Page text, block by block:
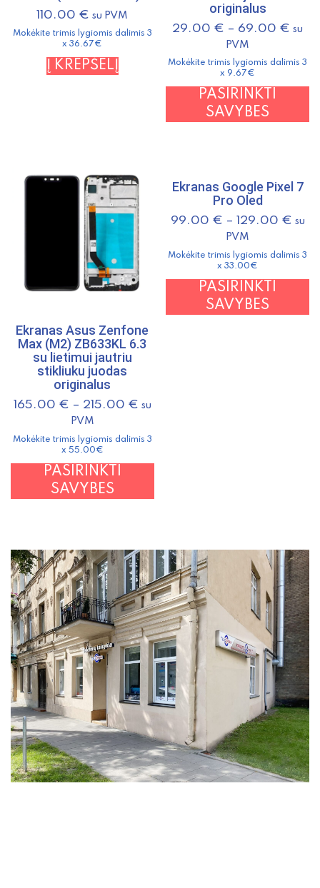
110.00 € su PVM
Mokėkite trimis lygiomis dalimis 3
x 36.67€
Į KREPŠELĮ
originalus
29.00 € – 69.00 € su
PVM
Mokėkite trimis lygiomis dalimis 3
x 9.67€
PASIRINKTI
SAVYBES
Ekranas Asus Zenfone
Max (M2) ZB633KL 6.3
su lietimui jautriu
stikliuku juodas
originalus
165.00 € – 215.00 € su
PVM
Mokėkite trimis lygiomis dalimis 3
x 55.00€
PASIRINKTI
SAVYBES
The
options
may
be
chosen
on
the
product
page
Ekranas Google Pixel 7
Pro Oled
99.00 € – 129.00 € su
PVM
Mokėkite trimis lygiomis dalimis 3
x 33.00€
PASIRINKTI
SAVYBES